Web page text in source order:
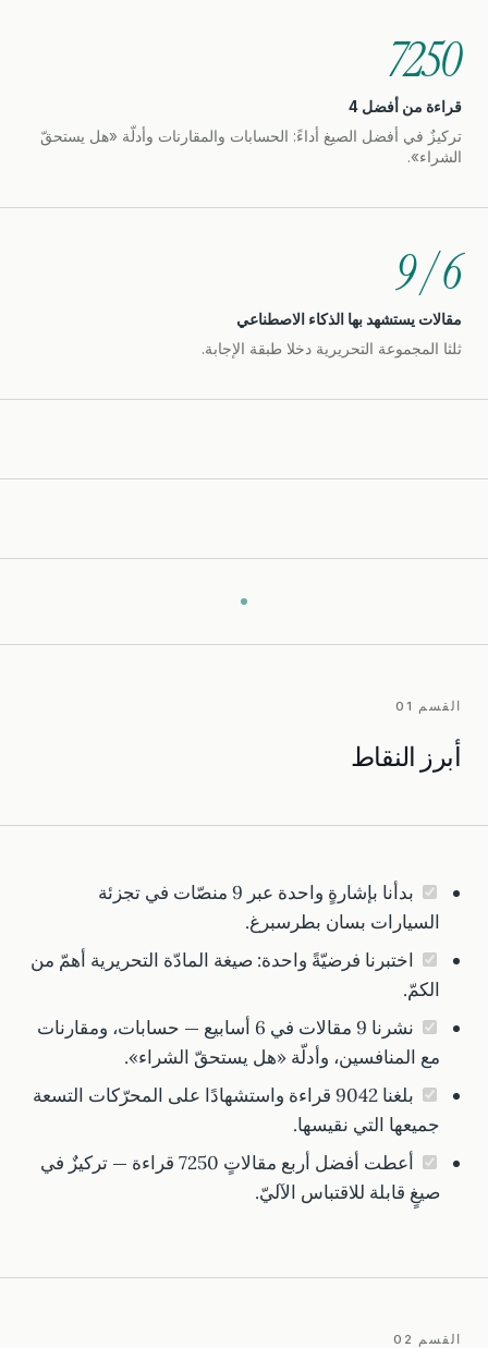
7250
قراءة من أفضل 4
تركيزٌ في أفضل الصيغ أداءً: الحسابات والمقارنات وأدلّة «هل يستحقّ
الشراء».
6 / 9
مقالات يستشهد بها الذكاء الاصطناعي
ثلثا المجموعة التحريرية دخلا طبقة الإجابة.
القسم 01
أبرز النقاط
بدأنا بإشارةٍ واحدة عبر 9 منصّات في تجزئة
السيارات بسان بطرسبرغ.
اختبرنا فرضيّةً واحدة: صيغة المادّة التحريرية أهمّ من
الكمّ.
نشرنا 9 مقالات في 6 أسابيع — حسابات، ومقارنات
مع المنافسين، وأدلّة «هل يستحقّ الشراء».
بلغنا 9042 قراءة واستشهادًا على المحرّكات التسعة
جميعها التي نقيسها.
أعطت أفضل أربع مقالاتٍ 7250 قراءة — تركيزٌ في
صيغٍ قابلة للاقتباس الآليّ.
القسم 02